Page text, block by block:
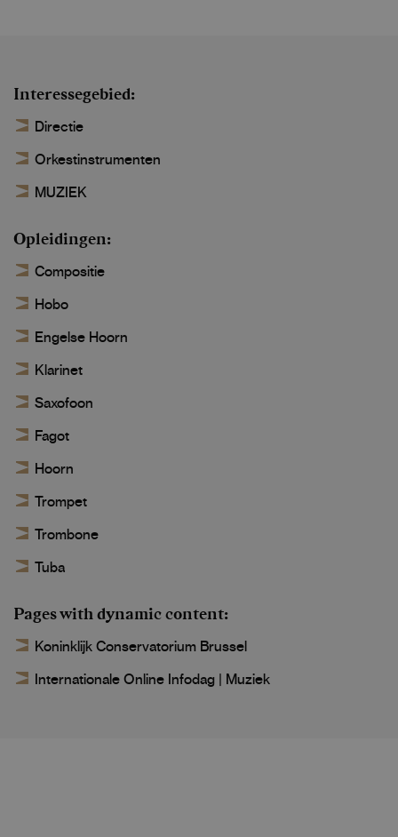
Interessegebied
Directie
Orkestinstrumenten
MUZIEK
Opleidingen
Compositie
Hobo
Engelse Hoorn
Klarinet
Saxofoon
Fagot
Hoorn
Trompet
Trombone
Tuba
Pages with dynamic content
Koninklijk Conservatorium Brussel
Internationale Online Infodag | Muziek